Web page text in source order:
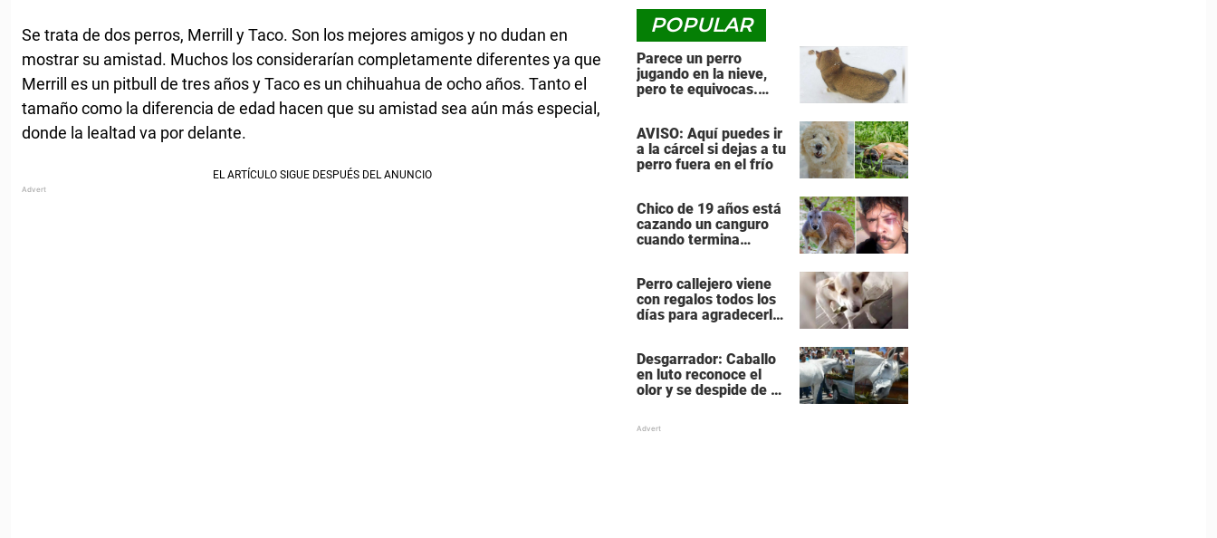
Se trata de dos perros, Merrill y Taco. Son los mejores amigos y no dudan en
mostrar su amistad. Muchos los considerarían completamente diferentes ya que
Merrill es un pitbull de tres años y Taco es un chihuahua de ocho años. Tanto el
tamaño como la diferencia de edad hacen que su amistad sea aún más especial,
donde la lealtad va por delante.
POPULAR
Parece un perro
jugando en la nieve,
pero te equivocas.
vuelta!
AVISO: Aquí puedes ir
a la cárcel si dejas a tu
perro fuera en el frío
Chico de 19 años está
cazando un canguro
cuando termina
Perro callejero viene
con regalos todos los
días para agradecerle
Desgarrador: Caballo
en luto reconoce el
olor y se despide de su